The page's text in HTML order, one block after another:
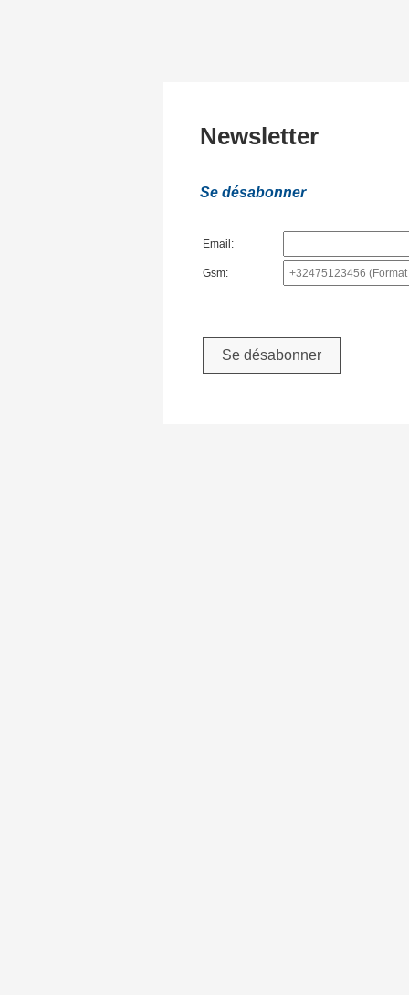
Newsletter
Se désabonner
Email:
Gsm: